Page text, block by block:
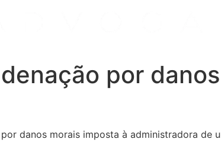
por
danos morais imposta à administradora de